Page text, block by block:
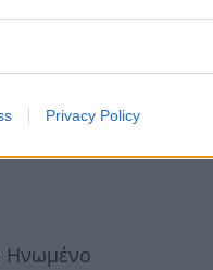
Privacy Policy
Ηνωμένο